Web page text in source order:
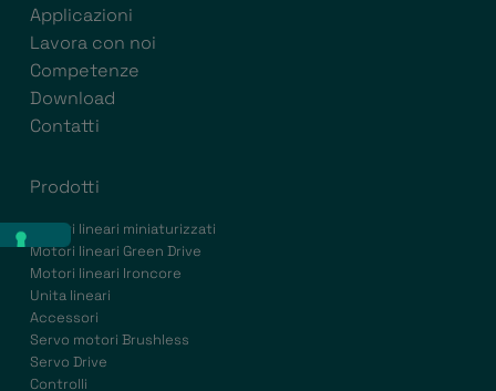
Applicazioni
Lavora con noi
Competenze
Download
Contatti
Prodotti
Motori lineari miniaturizzati
Motori lineari Green Drive
Motori lineari Ironcore
Unita lineari
Accessori
Servo motori Brushless
Servo Drive
Controlli